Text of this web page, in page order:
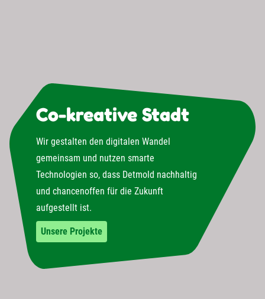
Co-kreative Stadt
Wir gestalten den digitalen Wandel
gemeinsam und nutzen smarte
Technologien so, dass Detmold nachhaltig
und chancenoffen für die Zukunft
aufgestellt ist.
Unsere Projekte